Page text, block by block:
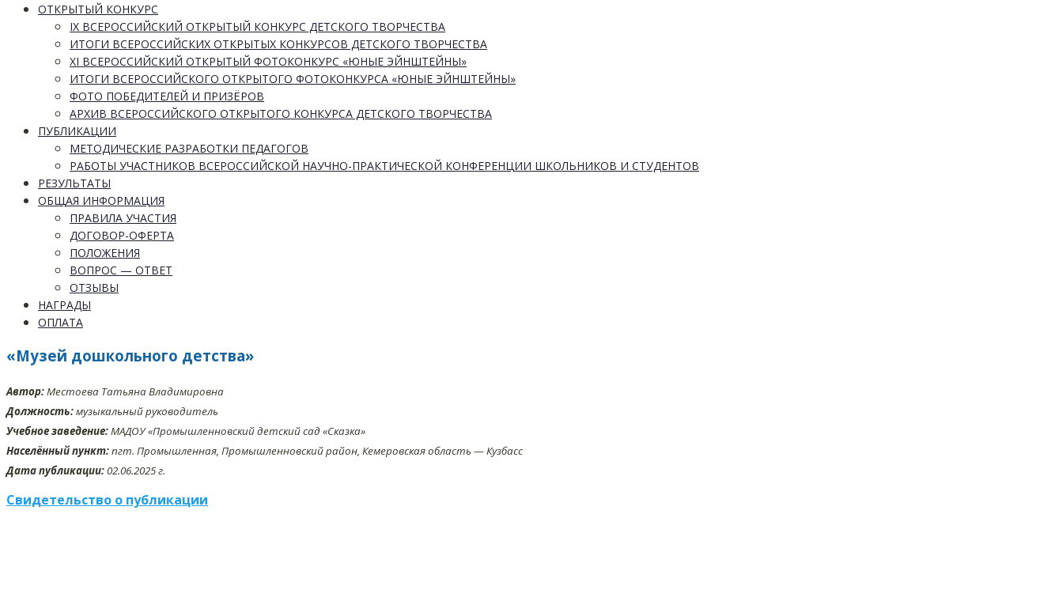
ОТКРЫТЫЙ КОНКУРС
IX ВСЕРОССИЙСКИЙ ОТКРЫТЫЙ КОНКУРС ДЕТСКОГО ТВОРЧЕСТВА
ИТОГИ ВСЕРОССИЙСКИХ ОТКРЫТЫХ КОНКУРСОВ ДЕТСКОГО ТВОРЧЕСТВА
XI ВСЕРОССИЙСКИЙ ОТКРЫТЫЙ ФОТОКОНКУРС «ЮНЫЕ ЭЙНШТЕЙНЫ»
ИТОГИ ВСЕРОССИЙСКОГО ОТКРЫТОГО ФОТОКОНКУРСА «ЮНЫЕ ЭЙНШТЕЙНЫ»
ФОТО ПОБЕДИТЕЛЕЙ И ПРИЗЁРОВ
АРХИВ ВСЕРОССИЙСКОГО ОТКРЫТОГО КОНКУРСА ДЕТСКОГО ТВОРЧЕСТВА
ПУБЛИКАЦИИ
МЕТОДИЧЕСКИЕ РАЗРАБОТКИ ПЕДАГОГОВ
РАБОТЫ УЧАСТНИКОВ ВСЕРОССИЙСКОЙ НАУЧНО-ПРАКТИЧЕСКОЙ КОНФЕРЕНЦИИ ШКОЛЬНИКОВ И СТУДЕНТОВ
РЕЗУЛЬТАТЫ
ОБЩАЯ ИНФОРМАЦИЯ
ПРАВИЛА УЧАСТИЯ
ДОГОВОР-ОФЕРТА
ПОЛОЖЕНИЯ
ВОПРОС — ОТВЕТ
ОТЗЫВЫ
НАГРАДЫ
ОПЛАТА
«Музей дошкольного детства»
Автор:Местоева Татьяна Владимировна
Должность:музыкальный руководитель
Учебное заведение:МАДОУ «Промышленновский детский сад «Сказка»
Населённый пункт:пгт. Промышленная, Промышленновский район, Кемеровская область — Кузбасс
Дата публикации:02.06.2025 г.
Свидетельство о публикации